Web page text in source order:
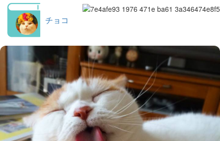
チョコ